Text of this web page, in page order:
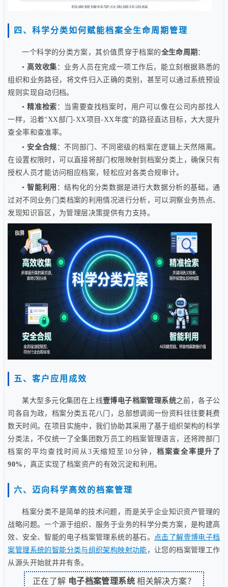
四、科学分类如何赋能档案全生命周期管理
一个科学的分类方案，其价值贯穿于档案的全生命周期 ：
• 高效收集 ：业务人员在完成一项工作后，能立刻根据熟悉的
组织和业务路径，将文件归入正确的类别，甚至可以通过系统预设
规则实现自动归档。
•精准检索 ：当需要查找档案时，用户可以像在公司内部找人
一样，沿着“XX部门-XX项目-XX年度”的路径直达目标，大大提升
查全率和查准率。
• 安全合规 ：不同部门、不同密级的档案在逻辑上天然隔离。
在设置权限时，可以直接将部门权限映射到档案分类上，确保只有
授权人员才能访问相应档案，轻松应对各类合规审计。
•智能利用 ：结构化的分类数据是进行大数据分析的基础。通
过对不同业务门类档案的利用情况进行分析，可以洞察业务热点、
发现知识盲区，为管理层决策提供有力支持。
五、客户应用成效
某大型多元化集团在上线壹博电子档案管理系统之前，各子公
司各自为政，档案分类五花八门，总部想调阅一份资料往往要耗费
数天时间。在项目实施中，我们协助其采用了基于组织架构的科学
分类法，不仅统一了全集团数万员工的档案管理语言，还将跨部门
档案的平均查找时间从3天缩短至10分钟， 档案查全率提升了
90% ，真正实现了档案资产的有效沉淀和利用。
六、迈向科学高效的档案管理
档案分类不是简单的技术问题，而是关乎企业知识资产管理的
战略问题。一个源于组织、服务于业务的科学分类方案，是构建高
效、安全、智能的电子档案管理系统的基石。
点击了解壹博电子档
案管理系统的智能分类与组织架构映射功能 ，让您的档案管理工作
从源头开始就井井有条。
正在了解 电子档案管理系统相关解决方案？